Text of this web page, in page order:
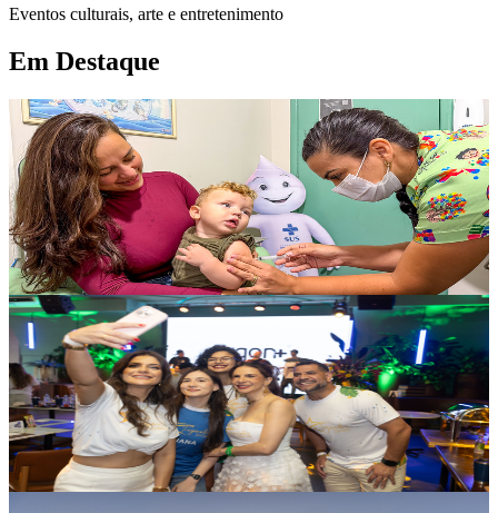
Eventos culturais, arte e entretenimento
Em Destaque
Cultura
Campanha de Multivacinação 2026
começa em 3 de agosto para crianças e
adolescentes
30 de julho de 2026
Cultura
Feijoada Katya Santos abre vendas do
primeiro lote para edição beneficente de
2026
27 de julho de 2026